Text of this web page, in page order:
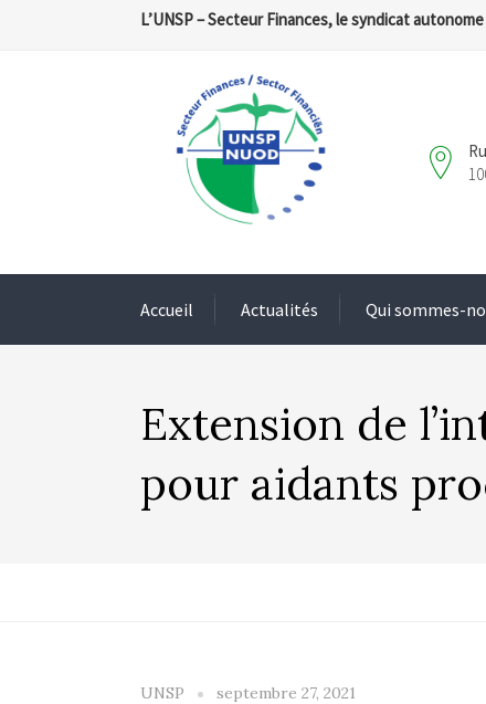
L’UNSP – Secteur Finances, le syndicat
Accueil Actualités Qui sommes-
Extension de
pour aidants
UNSP septembre 27, 2021